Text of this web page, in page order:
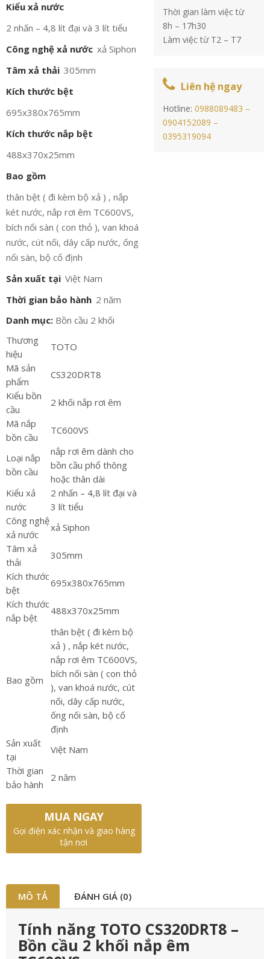
Kiểu xả nước
2 nhấn – 4,8 lít đại và 3 lít tiểu
Công nghệ xả nước xả Siphon
Tâm xả thải 305mm
Kích thước bệt
695x380x765mm
Kích thước nắp bệt
488x370x25mm
Bao gồm
thân bệt ( đi kèm bộ xả ) , nắp
két nước, nắp rơi êm TC600VS,
bích nối sàn ( con thỏ ), van khoá
nước, cút nối, dây cấp nước, ống
nối sàn, bộ cố định
Sản xuất tại Việt Nam
Thời gian bảo hành 2 năm
Danh mục: Bồn cầu 2 khối
Thương
hiệu
TOTO
Mã sản
phẩm
CS320DRT8
Kiểu bồn
cầu
2 khối nắp rơi êm
Mã nắp
bồn cầu
TC600VS
Loại nắp
bồn cầu
nắp rơi êm dành cho
bồn cầu phổ thông
hoặc thân dài
Kiểu xả
nước
2 nhấn – 4,8 lít đại và
3 lít tiểu
Công nghệ
xả nước
xả Siphon
Tâm xả
thải
305mm
Kích thước
bệt
695x380x765mm
Kích thước
nắp bệt
488x370x25mm
Bao gồm
thân bệt ( đi kèm bộ
xả ) , nắp két nước,
nắp rơi êm TC600VS,
bích nối sàn ( con thỏ
), van khoá nước, cút
nối, dây cấp nước,
ống nối sàn, bộ cố
định
Sản xuất
tại
Việt Nam
Thời gian
bảo hành
2 năm
MUA NGAY
Gọi điện xác nhận và giao hàng
tận nơi
Thời gian làm việc từ
8h – 17h30
Làm việc từ T2 – T7
Liên hệ ngay
Hotline:0988089483 –
0904152089 –
0395319094
MÔ TẢ ĐÁNH GIÁ (0)
Tính năng TOTO CS320DRT8 –
Bồn cầu 2 khối nắp êm